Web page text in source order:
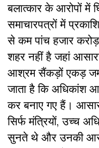
बलात्कार के आरोपों में
समाचारपत्रों में
से कम पांच हजार
शहर नहीं है जहां
आश्रम सैंकड़ों एकड़
जाता है कि अधिकांश
कर बनाए गए हैं।
सिर्फ मंत्रियों, उच्च
सुनते थे और उनकी